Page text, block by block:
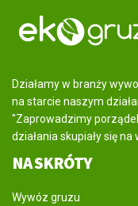
Działamy w branży
na starcie naszym
"Zaprowadzimy
działania skupiały się
NA SKRÓTY
Wywóz gruzu